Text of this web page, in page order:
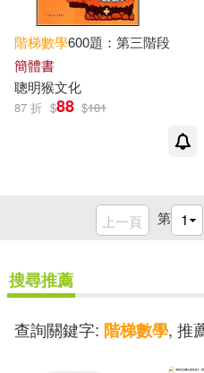
階梯數學600題：第三階段
簡體書
聰明猴文化
87 折 $88 $101
上一頁 第
搜尋推薦
查詢關鍵字: 階梯數學, 推